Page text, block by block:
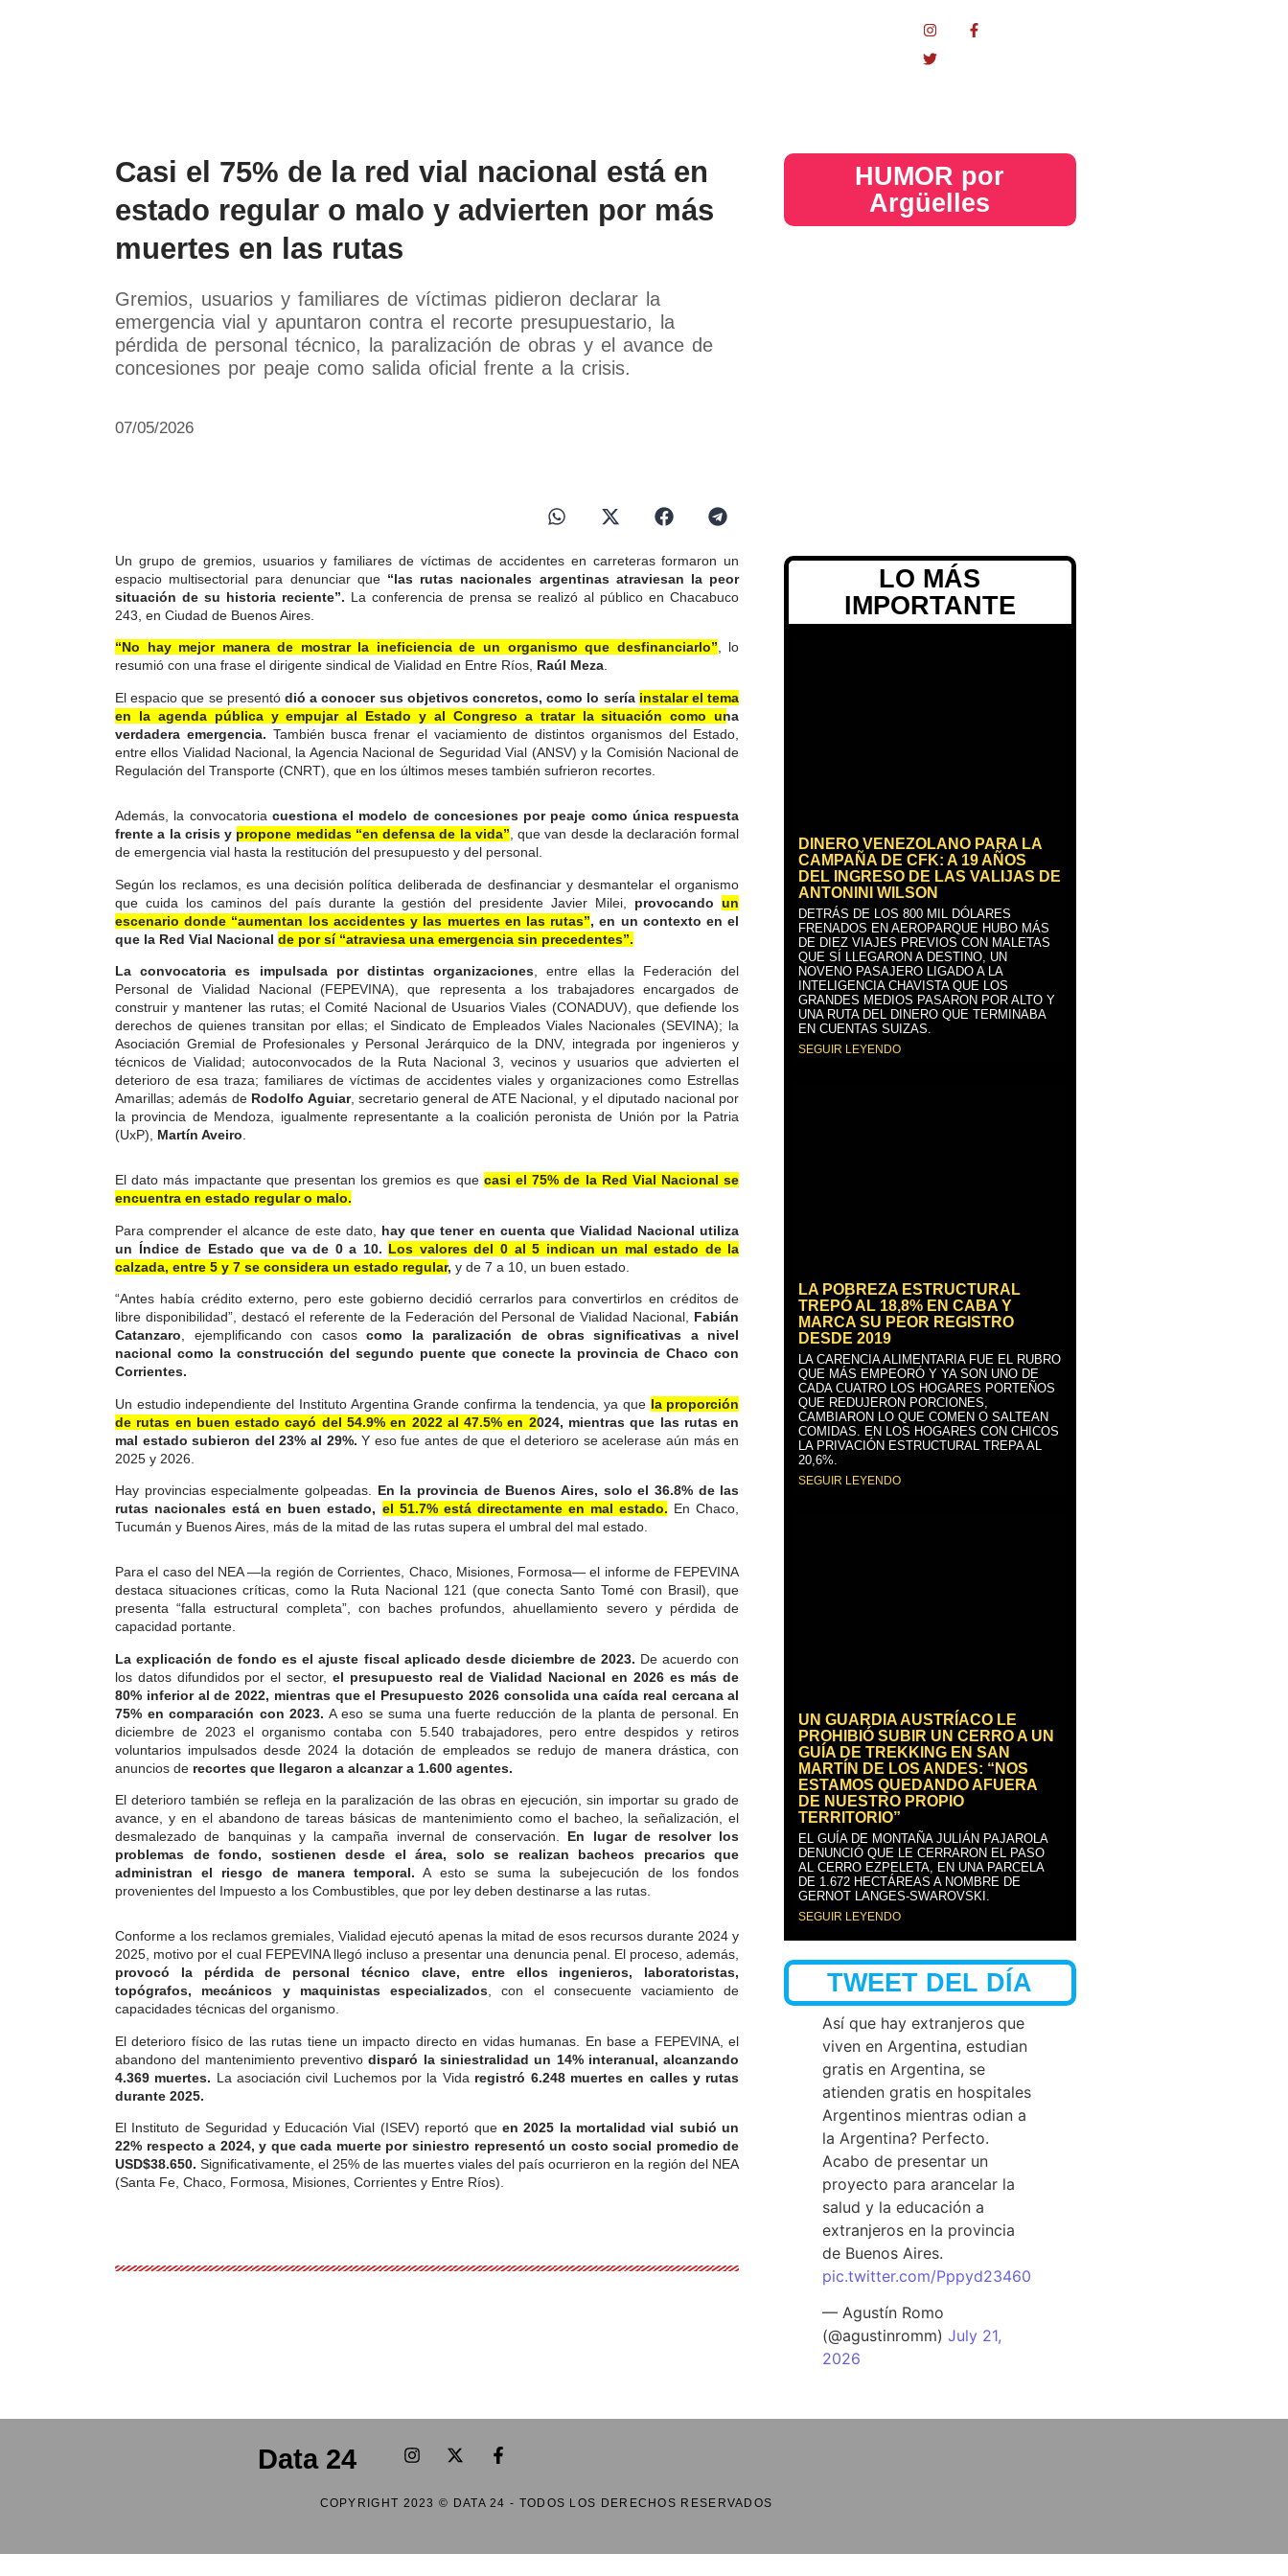
Casi el 75% de la red vial nacional está en
estado regular o malo y advierten por más
muertes en las rutas
Gremios, usuarios y familiares de víctimas pidieron declarar la
emergencia vial y apuntaron contra el recorte presupuestario, la
pérdida de personal técnico, la paralización de obras y el avance de
concesiones por peaje como salida oficial frente a la crisis.
07/05/2026
Un grupo de gremios, usuarios y familiares de víctimas de accidentes en carreteras formaron un
espacio multisectorial para denunciar que “las rutas nacionales argentinas atraviesan la peor
situación de su historia reciente”. La conferencia de prensa se realizó al público en Chacabuco
243, en Ciudad de Buenos Aires.
“No hay mejor manera de mostrar la ineficiencia de un organismo que desfinanciarlo”, lo
resumió con una frase el dirigente sindical de Vialidad en Entre Ríos, Raúl Meza.
El espacio que se presentódió a conocer sus objetivos concretos, como lo sería instalar el tema
en la agenda pública y empujar al Estado y al Congreso a tratar la situación como una
verdadera emergencia. También busca frenar el vaciamiento de distintos organismos del Estado,
entre ellos Vialidad Nacional, la Agencia Nacional de Seguridad Vial (ANSV) y la Comisión Nacional de
Regulación del Transporte (CNRT), que en los últimos meses también sufrieron recortes.
Además, la convocatoria cuestiona el modelo de concesiones por peaje como única respuesta
frente a la crisis y propone medidas “en defensa de la vida” , que van desde la declaración formal
de emergencia vial hasta la restitución del presupuesto y del personal.
Según los reclamos, es una decisión política deliberada de desfinanciar y desmantelar el organismo
que cuida los caminos del país durante la gestión del presidente Javier Milei, provocandoun
escenario donde “aumentan los accidentes y las muertes en las rutas”, en un contexto en el
que la Red Vial Nacional de por sí “atraviesa una emergencia sin precedentes”.
La convocatoria es impulsada por distintas organizaciones , entre ellas la Federación del
Personal de Vialidad Nacional (FEPEVINA), que representa a los trabajadores encargados de
construir y mantener las rutas; el Comité Nacional de Usuarios Viales (CONADUV), que defiende los
derechos de quienes transitan por ellas; el Sindicato de Empleados Viales Nacionales (SEVINA); la
Asociación Gremial de Profesionales y Personal Jerárquico de la DNV, integrada por ingenieros y
técnicos de Vialidad; autoconvocados de la Ruta Nacional 3, vecinos y usuarios que advierten el
deterioro de esa traza; familiares de víctimas de accidentes viales y organizaciones como Estrellas
Amarillas; además de Rodolfo Aguiar, secretario general de ATE Nacional, y el diputado nacional por
la provincia de Mendoza, igualmente representante a la coalición peronista de Unión por la Patria
(UxP), Martín Aveiro
El dato más impactante que presentan los gremios es que casi el 75% de la Red Vial Nacional se
encuentra en estado regular o malo.
Para comprender el alcance de este dato, hay que tener en cuenta que Vialidad Nacional utiliza
un Índice de Estado que va de 0 a 10. Los valores del 0 al 5 indican un mal estado de la
calzada, entre 5 y 7 se considera un estado regular, y de 7 a 10, un buen estado.
“Antes había crédito externo, pero este gobierno decidió cerrarlos para convertirlos en créditos de
libre disponibilidad”, destacó el referente de la Federación del Personal de Vialidad Nacional, Fabián
Catanzaro , ejemplificando con casoscomo la paralización de obras significativas a nivel
nacional como la construcción del segundo puente que conecte la provincia de Chaco con
Corrientes.
Un estudio independiente del Instituto Argentina Grande confirma la tendencia, ya que la proporción
de rutas en buen estado cayó del 54.9% en 2022 al 47.5% en 2024, mientras que las rutas en
mal estado subieron del 23% al 29%. Y eso fue antes de que el deterioro se acelerase aún más en
2025 y 2026.
Hay provincias especialmente golpeadas. En la provincia de Buenos Aires, solo el 36.8% de las
rutas nacionales está en buen estado, el 51.7% está directamente en mal estado. En Chaco,
Tucumán y Buenos Aires, más de la mitad de las rutas supera el umbral del mal estado.
Para el caso del NEA —la región de Corrientes, Chaco, Misiones, Formosa— el informe de FEPEVINA
destaca situaciones críticas, como la Ruta Nacional 121 (que conecta Santo Tomé con Brasil), que
presenta “falla estructural completa”, con baches profundos, ahuellamiento severo y pérdida de
capacidad portante.
La explicación de fondo es el ajuste fiscal aplicado desde diciembre de 2023. De acuerdo con
los datos difundidos por el sector, el presupuesto real de Vialidad Nacional en 2026 es más de
80% inferior al de 2022, mientras que el Presupuesto 2026 consolida una caída real cercana al
75% en comparación con 2023. A eso se suma una fuerte reducción de la planta de personal. En
diciembre de 2023 el organismo contaba con 5.540 trabajadores, pero entre despidos y retiros
voluntarios impulsados desde 2024 la dotación de empleados se redujo de manera drástica, con
anuncios de recortes que llegaron a alcanzar a 1.600 agentes.
El deterioro también se refleja en la paralización de las obras en ejecución, sin importar su grado de
avance, y en el abandono de tareas básicas de mantenimiento como el bacheo, la señalización, el
desmalezado de banquinas y la campaña invernal de conservación. En lugar de resolver los
problemas de fondo, sostienen desde el área, solo se realizan bacheos precarios que
administran el riesgo de manera temporal. A esto se suma la subejecución de los fondos
provenientes del Impuesto a los Combustibles, que por ley deben destinarse a las rutas.
Conforme a los reclamos gremiales, Vialidad ejecutó apenas la mitad de esos recursos durante 2024 y
2025, motivo por el cual FEPEVINA llegó incluso a presentar una denuncia penal. El proceso, además,
provocó la pérdida de personal técnico clave, entre ellos ingenieros, laboratoristas,
topógrafos, mecánicos y maquinistas especializados, con el consecuente vaciamiento de
capacidades técnicas del organismo.
El deterioro físico de las rutas tiene un impacto directo en vidas humanas. En base a FEPEVINA, el
abandono del mantenimiento preventivodisparó la siniestralidad un 14% interanual, alcanzando
4.369 muertes. La asociación civil Luchemos por la Vida registró 6.248 muertes en calles y rutas
durante 2025.
El Instituto de Seguridad y Educación Vial (ISEV) reportó que en 2025 la mortalidad vial subió un
22% respecto a 2024, y quecada muerte por siniestro representó un costo social promedio de
USD$38.650. Significativamente, el 25% de las muertes viales del país ocurrieron en la región del NEA
(Santa Fe, Chaco, Formosa, Misiones, Corrientes y Entre Ríos).
HUMOR por
Argüelles​
LO MÁS
IMPORTANTE
DINERO VENEZOLANO PARA LA
CAMPAÑA DE CFK: A 19 AÑOS
DEL INGRESO DE LAS VALIJAS DE
ANTONINI WILSON
DETRÁS DE LOS 800 MIL DÓLARES
FRENADOS EN AEROPARQUE HUBO MÁS
DE DIEZ VIAJES PREVIOS CON MALETAS
QUE SÍ LLEGARON A DESTINO, UN
NOVENO PASAJERO LIGADO A LA
INTELIGENCIA CHAVISTA QUE LOS
GRANDES MEDIOS PASARON POR ALTO Y
UNA RUTA DEL DINERO QUE TERMINABA
EN CUENTAS SUIZAS.
SEGUIR LEYENDO
LA POBREZA ESTRUCTURAL
TREPÓ AL 18,8% EN CABA Y
MARCA SU PEOR REGISTRO
DESDE 2019
LA CARENCIA ALIMENTARIA FUE EL RUBRO
QUE MÁS EMPEORÓ Y YA SON UNO DE
CADA CUATRO LOS HOGARES PORTEÑOS
QUE REDUJERON PORCIONES,
CAMBIARON LO QUE COMEN O SALTEAN
COMIDAS. EN LOS HOGARES CON CHICOS
LA PRIVACIÓN ESTRUCTURAL TREPA AL
20,6%.
SEGUIR LEYENDO
UN GUARDIA AUSTRÍACO LE
PROHIBIÓ SUBIR UN CERRO A UN
GUÍA DE TREKKING EN SAN
MARTÍN DE LOS ANDES: “NOS
ESTAMOS QUEDANDO AFUERA
DE NUESTRO PROPIO
TERRITORIO”
EL GUÍA DE MONTAÑA JULIÁN PAJAROLA
DENUNCIÓ QUE LE CERRARON EL PASO
AL CERRO EZPELETA, EN UNA PARCELA
DE 1.672 HECTÁREAS A NOMBRE DE
GERNOT LANGES-SWAROVSKI.
SEGUIR LEYENDO
TWEET DEL DÍA
Así que hay extranjeros que
viven en Argentina, estudian
gratis en Argentina, se
atienden gratis en hospitales
Argentinos mientras odian a
la Argentina? Perfecto.
Acabo de presentar un
proyecto para arancelar la
salud y la educación a
extranjeros en la provincia
de Buenos Aires.
pic.twitter.com/Pppyd23460
— Agustín Romo
(@agustinromm)July 21,
2026
Data 24
COPYRIGHT 2023 © DATA 24 - TODOS LOS DERECHOS RESERVADOS